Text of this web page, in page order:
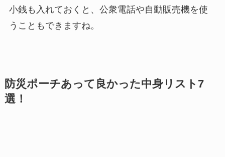
小銭も入れておくと、公衆電話や自動販売機を使
うこともできますね。
防災ポーチあって良かった中身リスト7
選！